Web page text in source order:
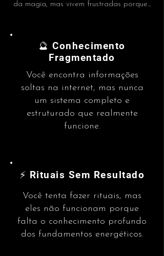
da magia, mas vivem frustradas porque...
🔮 Conhecimento
Fragmentado
Você encontra informações
soltas na internet, mas nunca
um sistema completo e
estruturado que realmente
funcione.
⚡ Rituais Sem Resultado
Você tenta fazer rituais, mas
eles não funcionam porque
falta o conhecimento profundo
dos fundamentos energéticos.